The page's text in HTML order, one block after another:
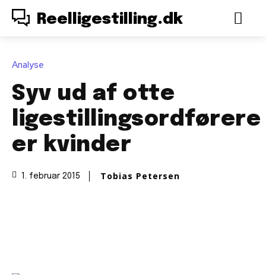
Reelligestilling.dk
Analyse
Syv ud af otte
ligestillingsordførere
er kvinder
1. februar 2015 Tobias Petersen